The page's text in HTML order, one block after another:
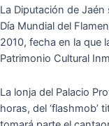
La Diputación de
Día Mundial del
2010, fecha en la que
Patrimonio Cultural
La lonja del Palacio
horas, del ‘flashmob’